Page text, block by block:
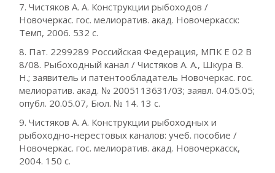
7. Чистяков А. А. Конструкции рыбоходов /
Новочеркас. гос. мелиоратив. акад. Новочеркасск:
Темп, 2006. 532 с.
8. Пат. 2299289 Российская Федерация, МПК E 02 B
8/08. Рыбоходный канал / Чистяков А. А., Шкура В.
Н.; заявитель и патентообладатель Новочеркас. гос.
мелиоратив. акад. № 2005113631/03; заявл. 04.05.05;
опубл. 20.05.07, Бюл. № 14. 13 с.
9. Чистяков А. А. Конструкции рыбоходных и
рыбоходно-нерестовых каналов: учеб. пособие /
Новочеркас. гос. мелиоратив. акад. Новочеркасск,
2004. 150 с.